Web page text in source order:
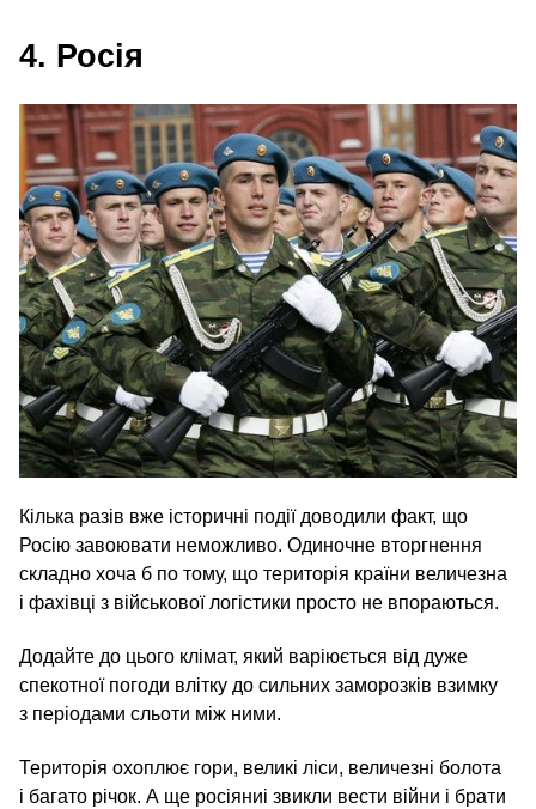
4. Росія
Кілька разів вже історичні події доводили факт, що
Росію завоювати неможливо. Одиночне вторгнення
складно хоча б по тому, що територія країни величезна
і фахівці з військової логістики просто не впораються.
Додайте до цього клімат, який варіюється від дуже
спекотної погоди влітку до сильних заморозків взимку
з періодами сльоти між ними.
Територія охоплює гори, великі ліси, величезні болота
і багато річок. А ще росіяниі звикли вести війни і брати